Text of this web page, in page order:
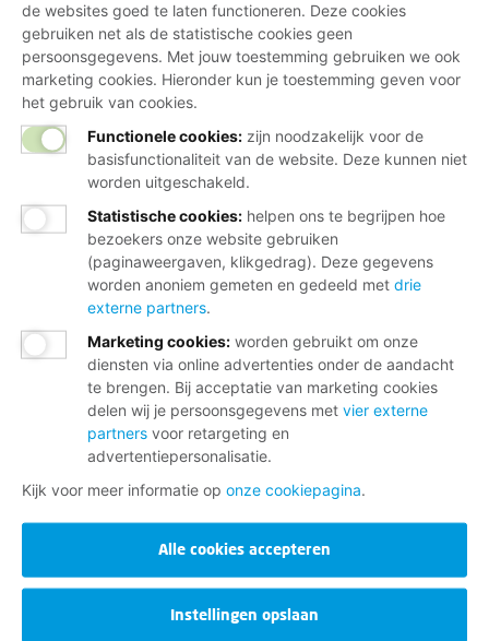
de websites goed te laten functioneren. Deze cookies
gebruiken net als de statistische cookies geen
persoonsgegevens. Met jouw toestemming gebruiken we ook
marketing cookies. Hieronder kun je toestemming geven voor
het gebruik van cookies.
Functionele cookies: zijn noodzakelijk voor de
basisfunctionaliteit van de website. Deze kunnen niet
worden uitgeschakeld.
Statistische cookies: helpen ons te begrijpen hoe
bezoekers onze website gebruiken
(paginaweergaven, klikgedrag). Deze gegevens
worden anoniem gemeten en gedeeld met drie
externe partners.
Marketing cookies: worden gebruikt om onze
diensten via online advertenties onder de aandacht
te brengen. Bij acceptatie van marketing cookies
delen wij je persoonsgegevens met vier externe
partners voor retargeting en
advertentiepersonalisatie.
Kijk voor meer informatie op onze cookiepagina.
Alle cookies accepteren
Instellingen opslaan